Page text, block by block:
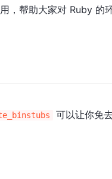
，帮助大家对 Ruby 的
可以让你免